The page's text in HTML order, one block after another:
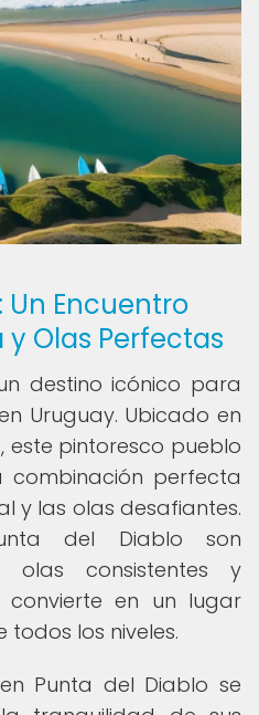
Un Encuentro
Olas Perfectas
destino icónico para
Uruguay. Ubicado en
este pintoresco pueblo
combinación perfecta
y las olas desafiantes.
del Diablo son
olas consistentes y
en un lugar
los niveles.
Punta del Diablo se